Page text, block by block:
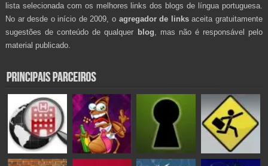
lista selecionada com os melhores links dos blogs de língua portuguesa.
No ar desde o início de 2009, o agregador de linksaceita gratuitamente
sugestões de conteúdo de qualquer blog , mas não é responsável pelo
material publicado.